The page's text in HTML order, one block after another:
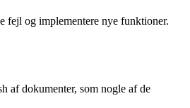
fejl og implementere nye funktioner.
af dokumenter, som nogle af de